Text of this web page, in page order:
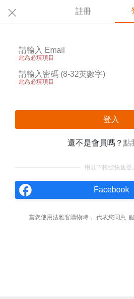
註冊
此為必填項目
此為必填項目
登入
還不是會員嗎？ 點
用以下帳號快速登
Facebook
當您使用法雅客購物時， 代表您同意